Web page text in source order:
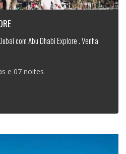
com Abu Dhabi Explore . Venha
e 07 noites